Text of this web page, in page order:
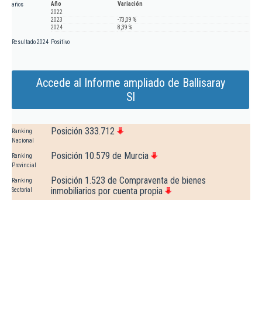
años
Año
Variación
2022
2023
-73,09 %
2024
8,39 %
Resultado 2024 Positivo
Accede al Informe ampliado de Ballisaray
Sl
Ranking
Nacional
Posición 333.712
Ranking
Provincial
Posición 10.579 de Murcia
Ranking
Sectorial
Posición 1.523 de Compraventa de bienes
inmobiliarios por cuenta propia